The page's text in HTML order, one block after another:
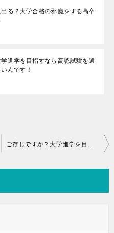
る？大学合格の邪魔をする高卒
進学を目指すなら高認試験を選
んです！